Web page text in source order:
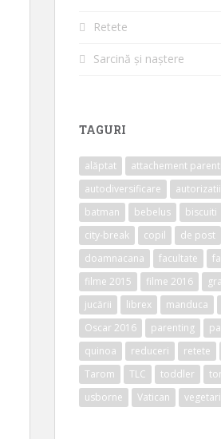
Retete
Sarcină și naștere
TAGURI
alăptat
attachement
autodiversificare
autorizatii
batman
bebelus biscuiti
city-break
copil de post
doamnacana
facultate
filme 2015
filme 2016
jucării
librex manduca
Oscar 2016
parenting
quinoa
reduceri retete
Tarom
TLC toddler
usborne
Vatican